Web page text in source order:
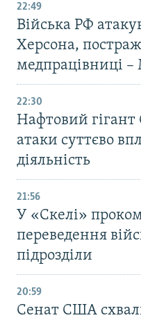
22:49
Війська РФ
Херсона,
медпрацівниці
22:30
Нафтовий
атаки суттєво
діяльність
21:56
У «Скелі»
переведення
підрозділи
20:59
Cенат США